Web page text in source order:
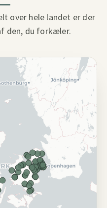
over hele landet er der
den, du forkæler.